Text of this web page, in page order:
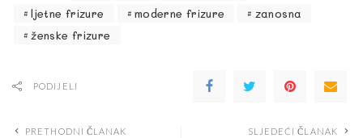
ljetne frizure moderne frizure
zanosna
ženske frizure
PODIJELI
PRETHODNI ČLANAK SLJEDEĆI ČLANAK